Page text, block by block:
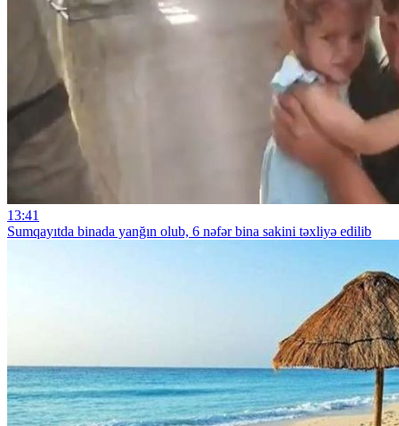
13:41
Sumqayıtda binada yanğın olub, 6 nəfər bina sakini təxliyə edilib